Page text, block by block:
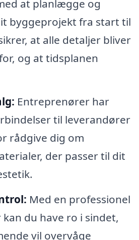
at planlægge og
byggeprojekt fra start til
at alle detaljer bliver
og at tidsplanen
Entreprenører har
til leverandører
rådgive dig om
der passer til dit
Med en professionel
du have ro i sindet,
vil overvåge